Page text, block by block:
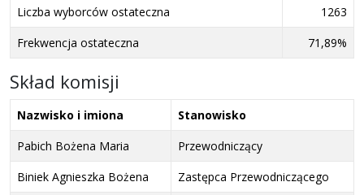
Liczba wyborców ostateczna
1263
Frekwencja ostateczna
71,89%
Skład komisji
Nazwisko i imiona
Stanowisko
Pabich Bożena Maria
Przewodniczący
Biniek Agnieszka Bożena
Zastępca Przewodniczącego